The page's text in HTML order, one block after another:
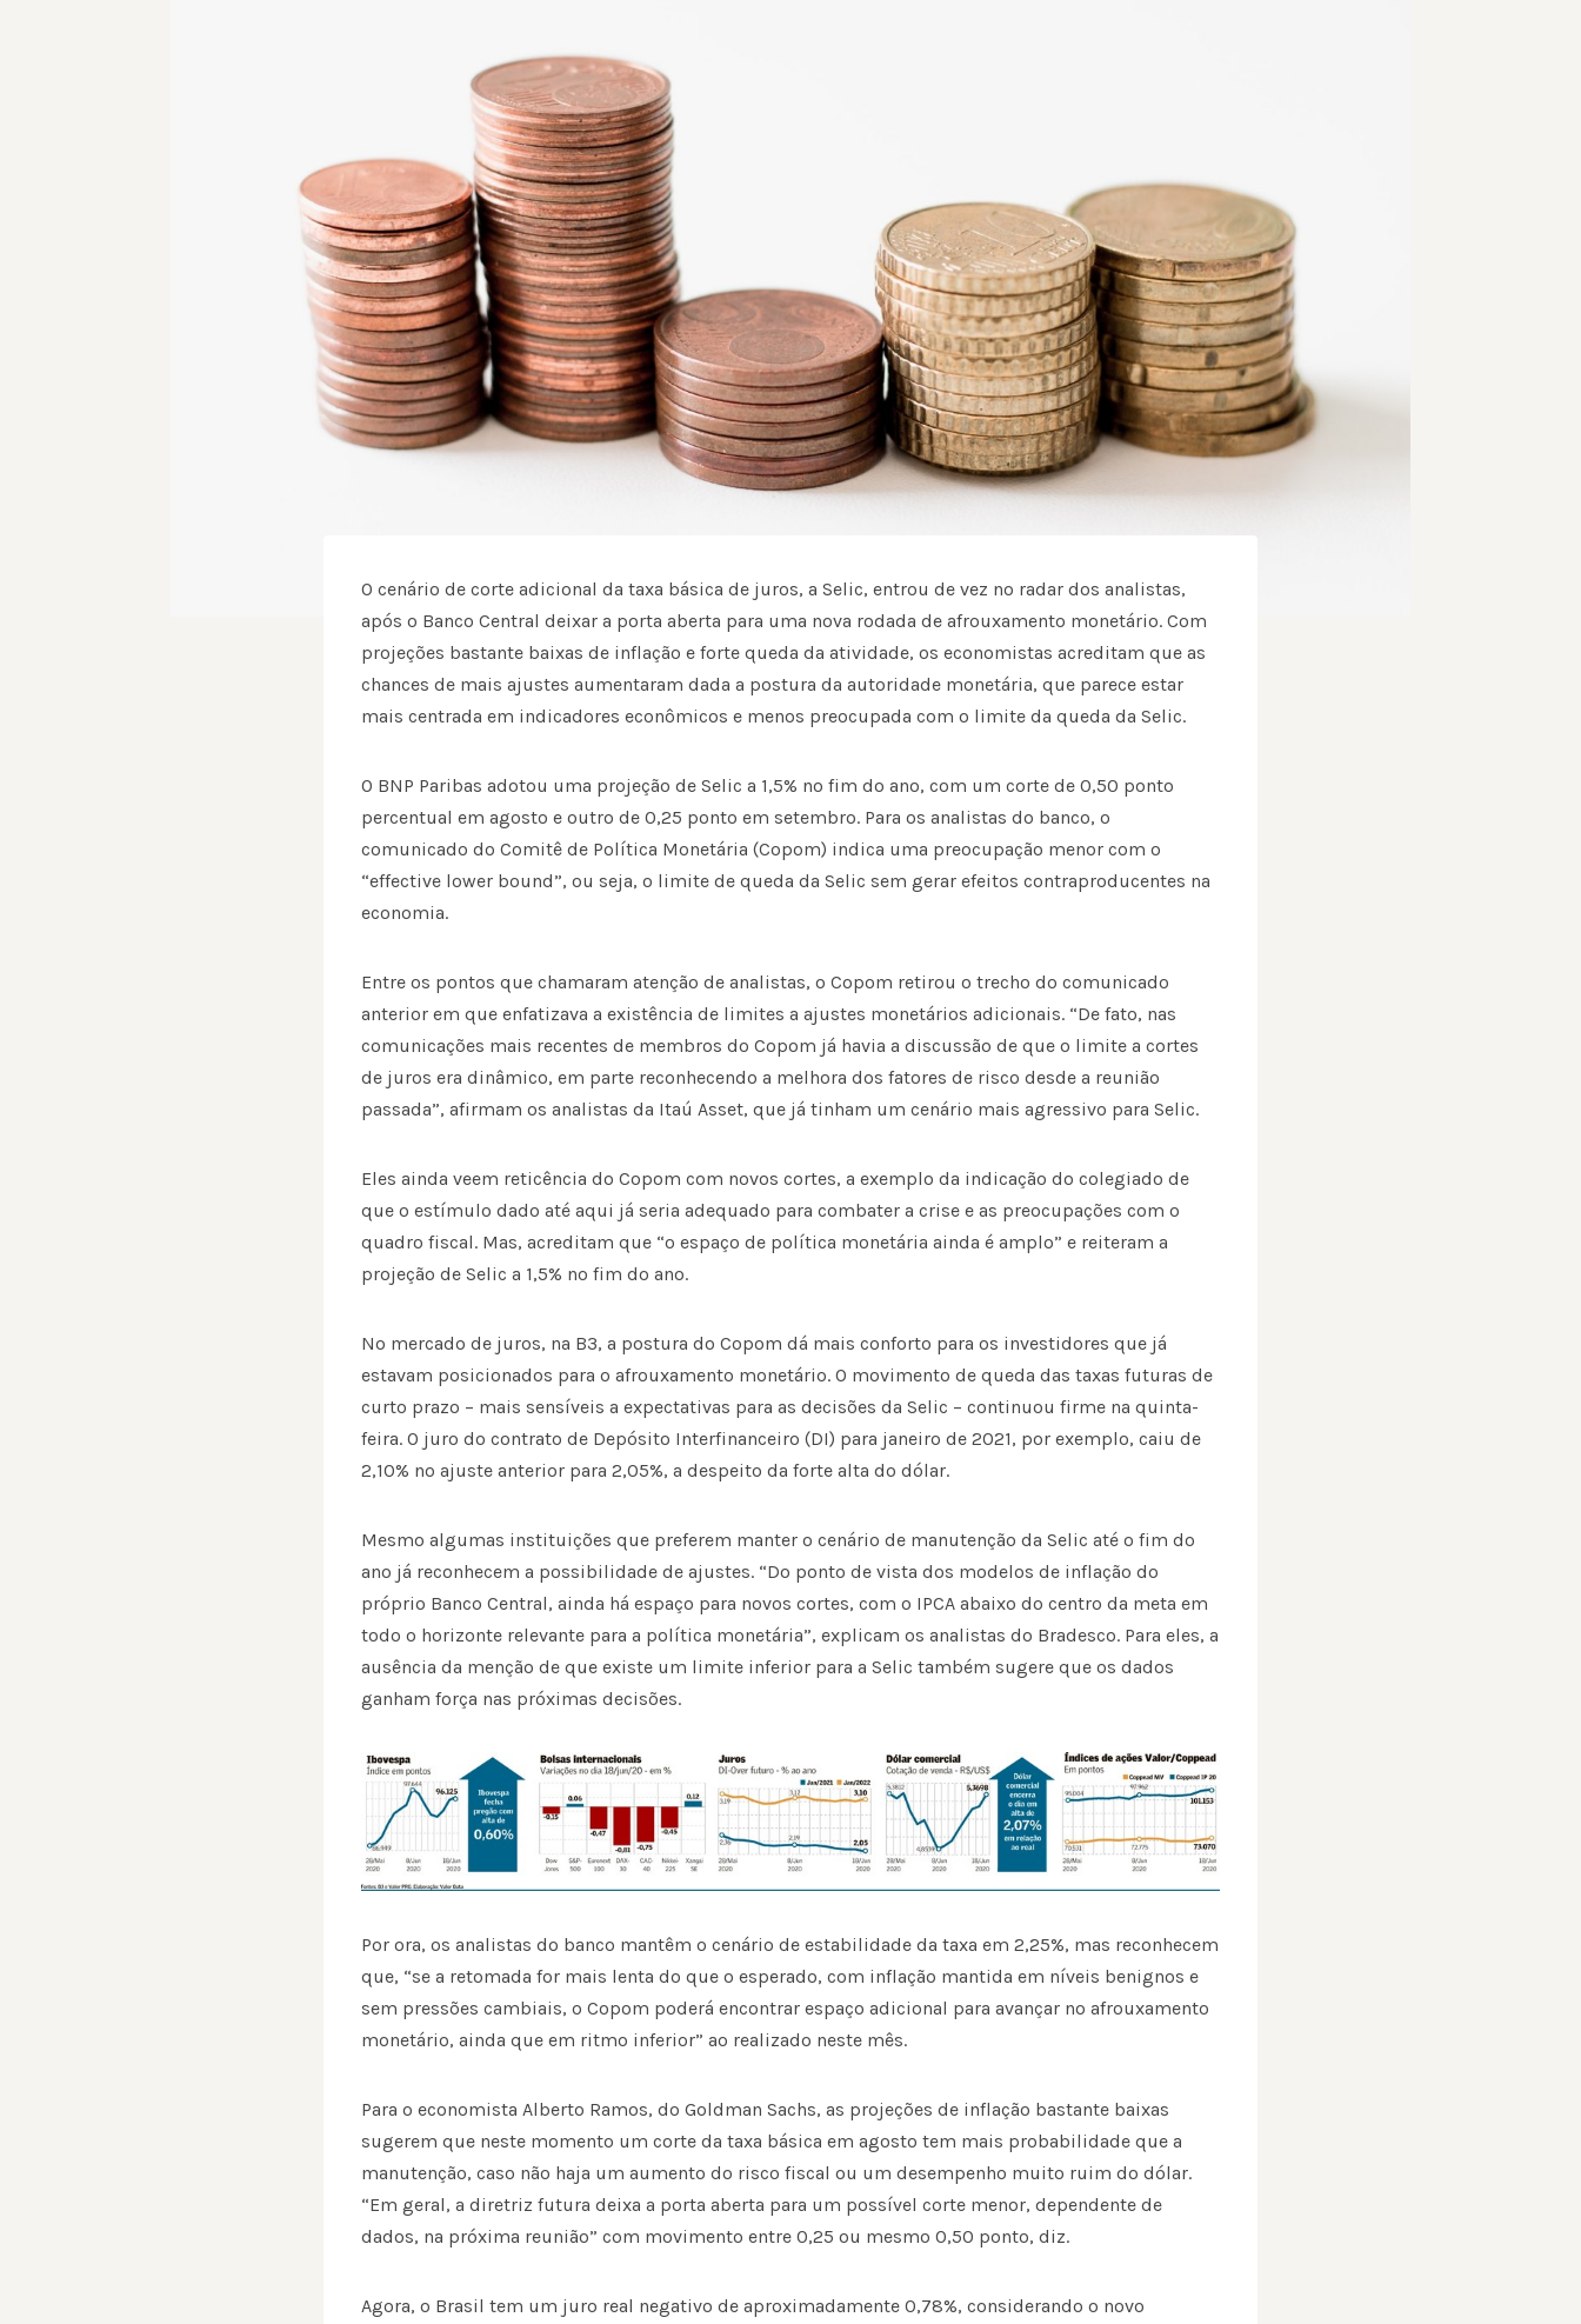
O cenário de corte adicional da taxa básica de juros, a Selic, entrou de vez no radar dos analistas,
após o Banco Central deixar a porta aberta para uma nova rodada de afrouxamento monetário. Com
projeções bastante baixas de inflação e forte queda da atividade, os economistas acreditam que as
chances de mais ajustes aumentaram dada a postura da autoridade monetária, que parece estar
mais centrada em indicadores econômicos e menos preocupada com o limite da queda da Selic.
O BNP Paribas adotou uma projeção de Selic a 1,5% no fim do ano, com um corte de 0,50 ponto
percentual em agosto e outro de 0,25 ponto em setembro. Para os analistas do banco, o
comunicado do Comitê de Política Monetária (Copom) indica uma preocupação menor com o
“effective lower bound”, ou seja, o limite de queda da Selic sem gerar efeitos contraproducentes na
economia.
Entre os pontos que chamaram atenção de analistas, o Copom retirou o trecho do comunicado
anterior em que enfatizava a existência de limites a ajustes monetários adicionais. “De fato, nas
comunicações mais recentes de membros do Copom já havia a discussão de que o limite a cortes
de juros era dinâmico, em parte reconhecendo a melhora dos fatores de risco desde a reunião
passada”, afirmam os analistas da Itaú Asset, que já tinham um cenário mais agressivo para Selic.
Eles ainda veem reticência do Copom com novos cortes, a exemplo da indicação do colegiado de
que o estímulo dado até aqui já seria adequado para combater a crise e as preocupações com o
quadro fiscal. Mas, acreditam que “o espaço de política monetária ainda é amplo” e reiteram a
projeção de Selic a 1,5% no fim do ano.
No mercado de juros, na B3, a postura do Copom dá mais conforto para os investidores que já
estavam posicionados para o afrouxamento monetário. O movimento de queda das taxas futuras de
curto prazo – mais sensíveis a expectativas para as decisões da Selic – continuou firme na quinta-
feira. O juro do contrato de Depósito Interfinanceiro (DI) para janeiro de 2021, por exemplo, caiu de
2,10% no ajuste anterior para 2,05%, a despeito da forte alta do dólar.
Mesmo algumas instituições que preferem manter o cenário de manutenção da Selic até o fim do
ano já reconhecem a possibilidade de ajustes. “Do ponto de vista dos modelos de inflação do
próprio Banco Central, ainda há espaço para novos cortes, com o IPCA abaixo do centro da meta em
todo o horizonte relevante para a política monetária”, explicam os analistas do Bradesco. Para eles, a
ausência da menção de que existe um limite inferior para a Selic também sugere que os dados
ganham força nas próximas decisões.
Por ora, os analistas do banco mantêm o cenário de estabilidade da taxa em 2,25%, mas reconhecem
que, “se a retomada for mais lenta do que o esperado, com inflação mantida em níveis benignos e
sem pressões cambiais, o Copom poderá encontrar espaço adicional para avançar no afrouxamento
monetário, ainda que em ritmo inferior” ao realizado neste mês.
Para o economista Alberto Ramos, do Goldman Sachs, as projeções de inflação bastante baixas
sugerem que neste momento um corte da taxa básica em agosto tem mais probabilidade que a
manutenção, caso não haja um aumento do risco fiscal ou um desempenho muito ruim do dólar.
“Em geral, a diretriz futura deixa a porta aberta para um possível corte menor, dependente de
dados, na próxima reunião” com movimento entre 0,25 ou mesmo 0,50 ponto, diz.
Agora, o Brasil tem um juro real negativo de aproximadamente 0,78%, considerando o novo